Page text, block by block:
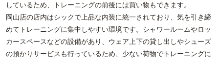
しているため、トレーニングの前後には買い物もできます。
岡山店の店内はシックで上品な内装に統一されており、気を引き締
めてトレーニングに集中しやすい環境です。シャワールームやロッ
カースペースなどの設備があり、ウェア上下の貸し出しやシューズ
の預かりサービスも行っているため、少ない荷物でトレーニングに